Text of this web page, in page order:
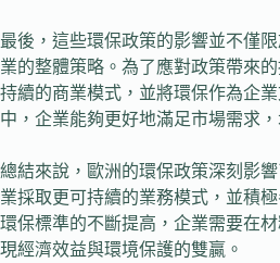
最後，這些環保政策的影響並不僅
業的整體策略。為了應對政策帶來
持續的商業模式，並將環保作為企
中，企業能夠更好地滿足市場需求
總結來說，歐洲的環保政策深刻影
業採取更可持續的業務模式，並積
環保標準的不斷提高，企業需要在
現經濟效益與環境保護的雙贏。